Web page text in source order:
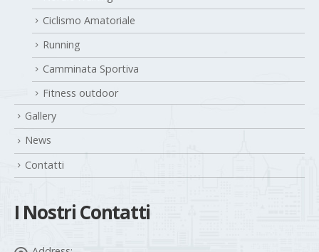
Nordic Walking
Ciclismo Amatoriale
Running
Camminata Sportiva
Fitness outdoor
Gallery
News